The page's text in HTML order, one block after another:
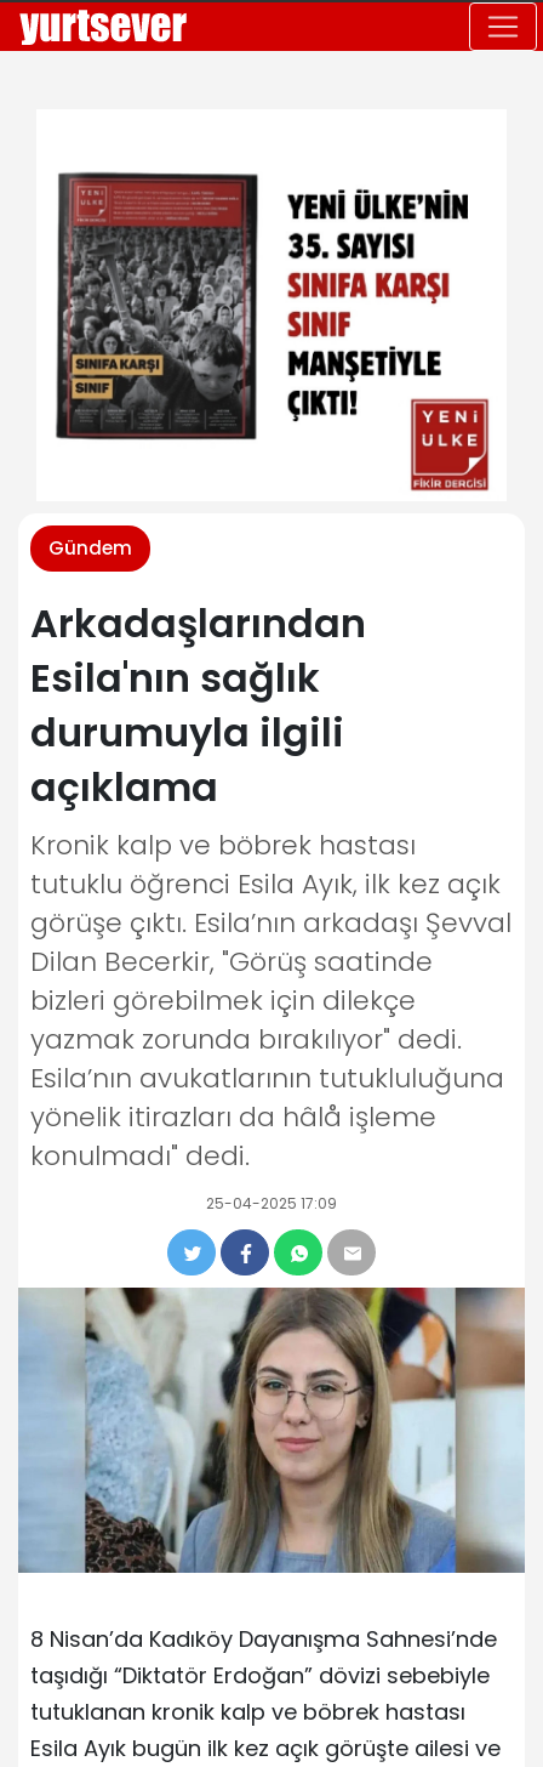
Gündem
Arkadaşlarından
Esila'nın sağlık
durumuyla ilgili
açıklama
Kronik kalp ve böbrek hastası
tutuklu öğrenci Esila Ayık, ilk kez açık
görüşe çıktı. Esila’nın arkadaşı Şevval
Dilan Becerkir, "Görüş saatinde
bizleri görebilmek için dilekçe
yazmak zorunda bırakılıyor" dedi.
Esila’nın avukatlarının tutukluluğuna
yönelik itirazları da hâlå işleme
konulmadı" dedi.
25-04-2025 17:09
8 Nisan’da Kadıköy Dayanışma Sahnesi’nde
taşıdığı “Diktatör Erdoğan” dövizi sebebiyle
tutuklanan kronik kalp ve böbrek hastası
Esila Ayık bugün ilk kez açık görüşte ailesi ve